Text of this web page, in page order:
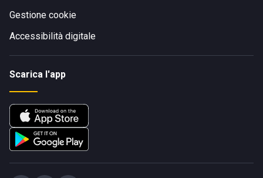
Gestione cookie
Accessibilità digitale
Scarica l'app